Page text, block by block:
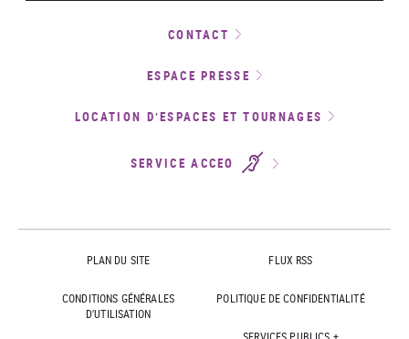
CONTACT
ESPACE PRESSE
LOCATION D’ESPACES ET TOURNAGES
SERVICE ACCEO
PLAN DU SITE FLUX RSS
CONDITIONS GÉNÉRALES
D'UTILISATION
POLITIQUE DE CONFIDENTIALITÉ